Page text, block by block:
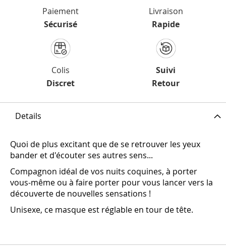
Paiement
Sécurisé
Livraison
Rapide
Colis
Discret
Suivi
Retour
Details
Quoi de plus excitant que de se retrouver les yeux
bander et d'écouter ses autres sens...
Compagnon idéal de vos nuits coquines, à porter
vous-même ou à faire porter pour vous lancer vers la
découverte de nouvelles sensations !
Unisexe, ce masque est réglable en tour de tête.